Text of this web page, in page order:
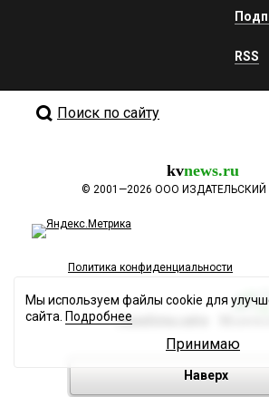
RSS
Поиск по сайту
kvnews.ru
© 2001—2026 ООО ИЗДАТЕЛЬСКИЙ
Политика конфиденциальности
Разработка сайта
Наверх
Мы используем файлы cookie для
сайта. Подробнее
Принимаю